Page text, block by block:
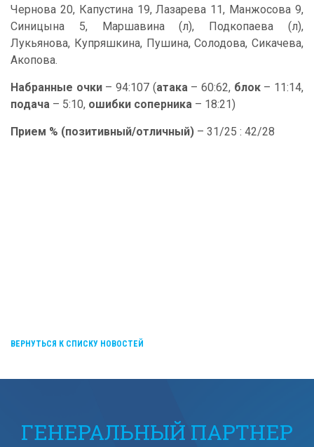
Чернова 20, Капустина 19, Лазарева 11, Манжосова 9,
Синицына 5, Маршавина (л), Подкопаева (л),
Лукьянова, Купряшкина, Пушина, Солодова, Сикачева,
Акопова.
Набранные очки– 94:107 (атака– 60:62, блок– 11:14,
подача – 5:10, ошибки соперника – 18:21)
Прием % (позитивный/отличный) – 31/25 : 42/28
ВЕРНУТЬСЯ К СПИСКУ НОВОСТЕЙ
ГЕНЕРАЛЬНЫЙ ПАРТНЕР